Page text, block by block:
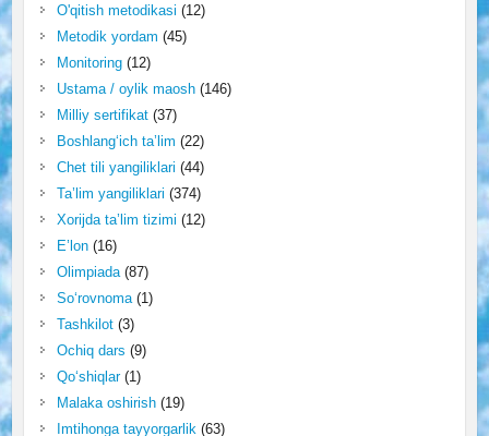
O'qitish metodikasi (12)
Metodik yordam (45)
Monitoring(12)
Ustama / oylik maosh(146)
Milliy sertifikat(37)
Boshlang‘ich ta’lim (22)
Chet tili yangiliklari (44)
Ta’lim yangiliklari (374)
Xorijda ta’lim tizimi (12)
E’lon(16)
Olimpiada(87)
So‘rovnoma(1)
Tashkilot(3)
Ochiq dars (9)
Qo‘shiqlar(1)
Malaka oshirish(19)
Imtihonga tayyorgarlik (63)